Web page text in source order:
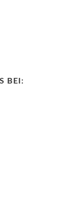
BEI: